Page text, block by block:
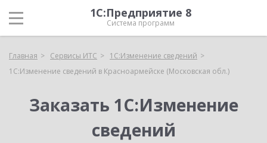
1С:Предприятие 8
Система программ
Главная Сервисы ИТС
1С:Изменение сведений
1С:Изменение сведений в Красноармейске (Московская обл.)
Заказать 1С:Изменение
сведений